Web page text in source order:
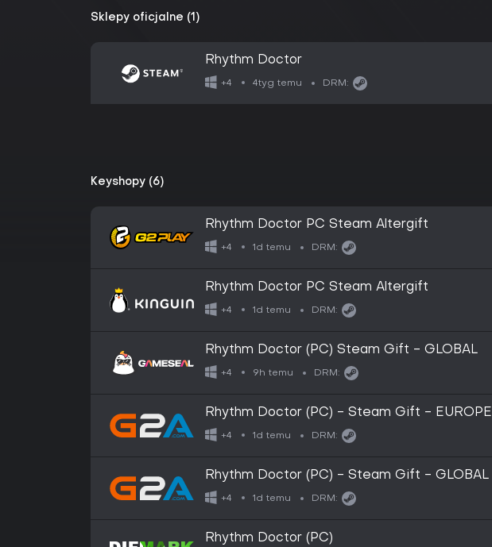
Sklepy oficjalne (1)
Rhythm Doctor
+4 4tyg temu DRM:
Keyshopy (6)
Rhythm Doctor PC Steam Altergift
+4 1d temu DRM:
Rhythm Doctor PC Steam Altergift
+4 1d temu DRM:
Rhythm Doctor (PC) Steam Gift - GLOBAL
+4 9h temu DRM:
Rhythm Doctor (PC) - Steam Gift - EUROPE
+4 1d temu DRM:
Rhythm Doctor (PC) - Steam Gift - GLOBAL
+4 1d temu DRM:
Rhythm Doctor (PC)